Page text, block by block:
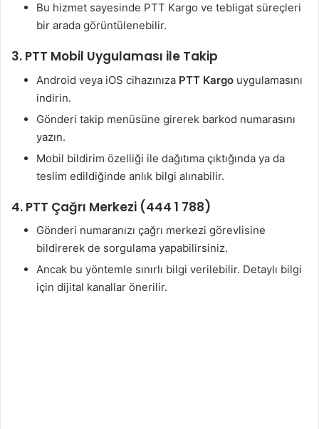
Bu hizmet sayesinde PTT Kargo ve tebligat süreçleri
bir arada görüntülenebilir.
3. PTT Mobil Uygulaması ile Takip
Android veya iOS cihazınıza PTT Kargo uygulamasını
indirin.
Gönderi takip menüsüne girerek barkod numarasını
yazın.
Mobil bildirim özelliği ile dağıtıma çıktığında ya da
teslim edildiğinde anlık bilgi alınabilir.
4. PTT Çağrı Merkezi (444 1 788)
Gönderi numaranızı çağrı merkezi görevlisine
bildirerek de sorgulama yapabilirsiniz.
Ancak bu yöntemle sınırlı bilgi verilebilir. Detaylı bilgi
için dijital kanallar önerilir.